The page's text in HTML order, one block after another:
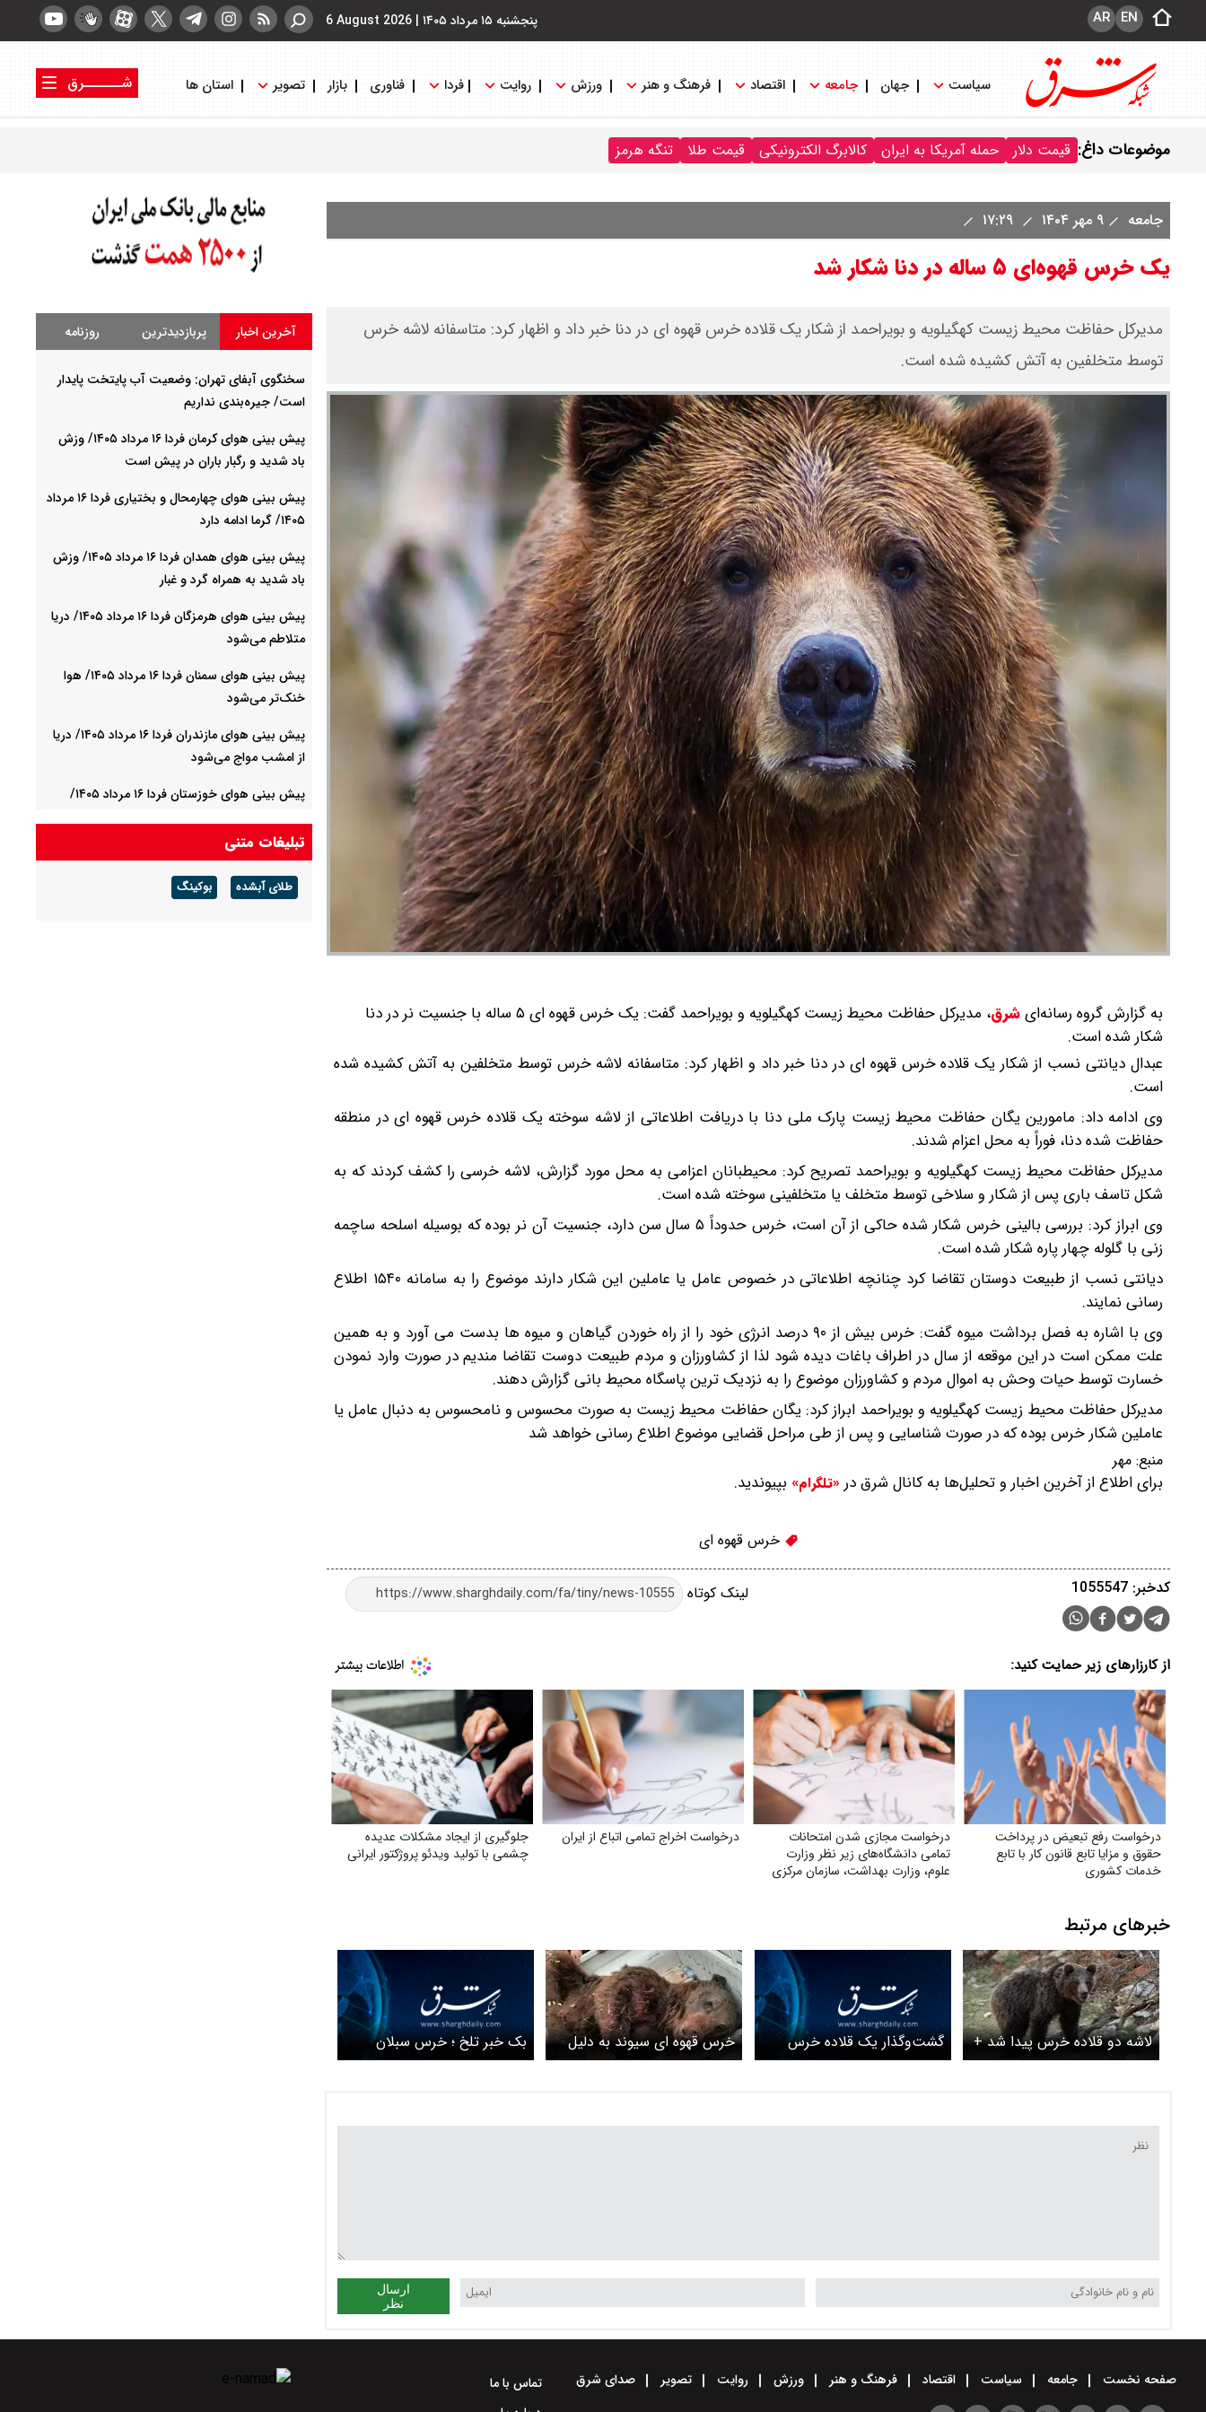
پنجشنبه ۱۵ مرداد ۱۴۰۵ |
6 August 2026 EN
AR
سیاست جهان جامعه اقتصاد فرهنگ و هنر ورزش روایت فردا فناوری بازار تصویر استان ها
شــــــرق
موضوعات داغ: قیمت دلار حمله آمریکا به ایران کالابرگ الکترونیکی قیمت طلا تنگه هرمز
جامعه ۹ مهر ۱۴۰۴
یک خرس قهوه‌ای ۵ ساله در دنا شکار شد
مدیرکل حفاظت محیط زیست کهگیلویه و بویراحمد از شکار یک قلاده خرس قهوه ای در دنا خبر داد و اظهار کرد: متاسفانه لاشه خرس
توسط متخلفین به آتش کشیده شده است.
به گزارش گروه رسانه‌ایشرق،
مدیرکل حفاظت محیط زیست کهگیلویه و بویراحمد گفت: یک خرس قهوه ای ۵ ساله با جنسیت نر در دنا
شکار شده است.
عبدال دیانتی نسب از شکار یک قلاده خرس قهوه ای در دنا خبر داد و اظهار کرد: متاسفانه لاشه خرس توسط متخلفین به آتش کشیده شده
است.
وی ادامه داد: مامورین یگان حفاظت محیط زیست پارک ملی دنا با دریافت اطلاعاتی از لاشه سوخته یک قلاده خرس قهوه ای در منطقه
حفاظت شده دنا، فوراً به محل اعزام شدند.
مدیرکل حفاظت محیط زیست کهگیلویه و بویراحمد تصریح کرد: محیطبانان اعزامی به محل مورد گزارش، لاشه خرسی را کشف کردند که به
شکل تاسف باری پس از شکار و سلاخی توسط متخلف یا متخلفینی سوخته شده است.
وی ابراز کرد: بررسی بالینی خرس شکار شده حاکی از آن است، خرس حدوداً ۵ سال سن دارد، جنسیت آن نر بوده که بوسیله اسلحه ساچمه
زنی با گلوله چهار پاره شکار شده است.
دیانتی نسب از طبیعت دوستان تقاضا کرد چنانچه اطلاعاتی در خصوص عامل یا عاملین این شکار دارند موضوع را به سامانه ۱۵۴۰ اطلاع
رسانی نمایند.
وی با اشاره به فصل برداشت میوه گفت: خرس بیش از ۹۰ درصد انرژی خود را از راه خوردن گیاهان و میوه ها بدست می آورد و به همین
علت ممکن است در این موقعه از سال در اطراف باغات دیده شود لذا از کشاورزان و مردم طبیعت دوست تقاضا مندیم در صورت وارد نمودن
خسارت توسط حیات وحش به اموال مردم و کشاورزان موضوع را به نزدیک ترین پاسگاه محیط بانی گزارش دهند.
مدیرکل حفاظت محیط زیست کهگیلویه و بویراحمد ابراز کرد: یگان حفاظت محیط زیست به صورت محسوس و نامحسوس به دنبال عامل یا
عاملین شکار خرس بوده که در صورت شناسایی و پس از طی مراحل قضایی موضوع اطلاع رسانی خواهد شد
منبع: مهر
برای اطلاع از آخرین اخبار و تحلیل‌ها به کانال شرق در «تلگرام» بپیوندید.
خرس قهوه ای
لینک کوتاه کدخبر: 1055547
از کارزارهای زیر حمایت کنید:
درخواست رفع تبعیض در پرداخت
حقوق و مزایا تابع قانون کار با تابع
خدمات کشوری
درخواست مجازی شدن امتحانات
تمامی دانشگاه‌های زیر نظر وزارت
علوم‌، وزارت بهداشت، سازمان مرکزی
درخواست اخراج تمامی اتباع از ایران
جلوگیری از ایجاد مشکلات عدیده
چشمی با تولید ویدئو پروژکتور ایرانی
خبرهای مرتبط
لاشه دو قلاده خرس پیدا شد +
ویدئو
گشت‌وگذار یک قلاده خرس
قهوه‌ای با توله‌اش در ارتفاعات
خرس قهوه‌ ای سیوند به دلیل
شدت جراحات تلف شد
بک خبر تلخ ؛ خرس سبلان
راهی باغ وحش می‌شود +
ارسال
نظر
آخرین اخبار پربازدیدترین روزنامه
سخنگوی آبفای تهران: وضعیت آب پایتخت پایدار
است/ جیره‌بندی نداریم
پیش بینی هوای کرمان فردا ۱۶ مرداد ۱۴۰۵/ وزش
باد شدید و رگبار باران در پیش است
پیش بینی هوای چهارمحال و بختیاری فردا ۱۶ مرداد
۱۴۰۵/ گرما ادامه دارد
پیش بینی هوای همدان فردا ۱۶ مرداد ۱۴۰۵/ وزش
باد شدید به همراه گرد و غبار
پیش بینی هوای هرمزگان فردا ۱۶ مرداد ۱۴۰۵/ دریا
متلاطم می‌شود
پیش بینی هوای سمنان فردا ۱۶ مرداد ۱۴۰۵/ هوا
خنک‌تر می‌شود
پیش بینی هوای مازندران فردا ۱۶ مرداد ۱۴۰۵/ دریا
از امشب مواج می‌شود
پیش بینی هوای خوزستان فردا ۱۶ مرداد ۱۴۰۵/
باد و رگبار پراکنده
تبلیغات متنی
طلای آبشده بوکینگ
صفحه نخست جامعه سیاست اقتصاد فرهنگ و هنر ورزش روایت تصویر صدای شرق
تماس با ما